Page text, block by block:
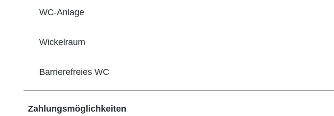
WC-Anlage
Wickelraum
Barrierefreies WC
Zahlungsmöglichkeiten